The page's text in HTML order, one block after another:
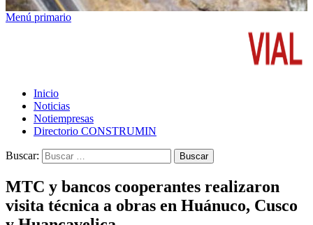
Menú primario
Inicio
Noticias
Notiempresas
Directorio CONSTRUMIN
Buscar:
MTC y bancos cooperantes realizaron
visita técnica a obras en Huánuco, Cusco